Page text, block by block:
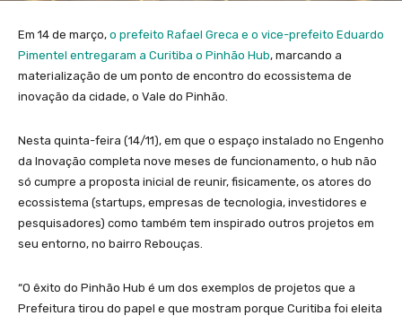
Em 14 de março, o prefeito Rafael Greca e o vice-prefeito Eduardo
Pimentel entregaram a Curitiba o Pinhão Hub, marcando a
materialização de um ponto de encontro do ecossistema de
inovação da cidade, o Vale do Pinhão.
Nesta quinta-feira (14/11), em que o espaço instalado no Engenho
da Inovação completa nove meses de funcionamento, o hub não
só cumpre a proposta inicial de reunir, fisicamente, os atores do
ecossistema (startups, empresas de tecnologia, investidores e
pesquisadores) como também tem inspirado outros projetos em
seu entorno, no bairro Rebouças.
“O êxito do Pinhão Hub é um dos exemplos de projetos que a
Prefeitura tirou do papel e que mostram porque Curitiba foi eleita